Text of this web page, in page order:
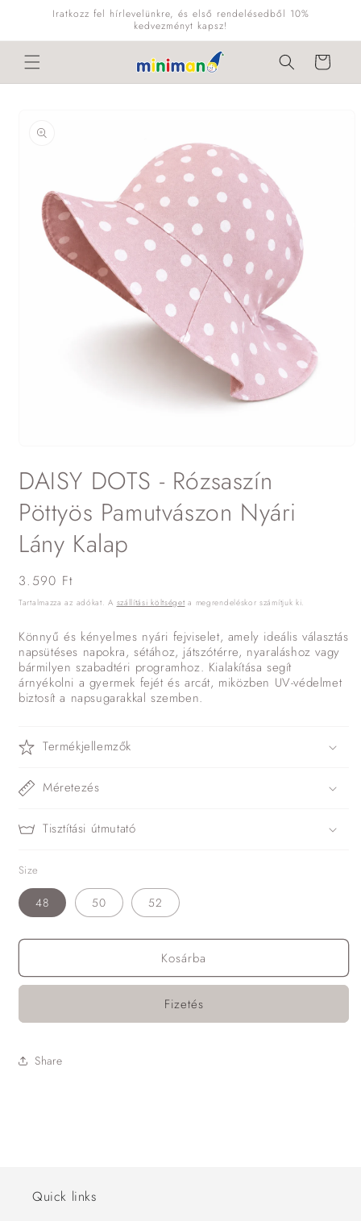
Ugrás aIratkozz fel hírlevelünkre, és első rendelésedből 10%
kedvezményt kapsz!
Kosár
ugrás a
termékadatokra
megnyitása
a
párbeszédpanelen
DAISY DOTS - Rózsaszín
Pöttyös Pamutvászon Nyári
Lány Kalap
Normál
ár
3.590 Ft
Tartalmazza az adókat. A szállítási költséget a megrendeléskor számítjuk ki.
Könnyű és kényelmes nyári fejviselet, amely ideális választás
napsütéses napokra, sétához, játszótérre, nyaraláshoz vagy
bármilyen szabadtéri programhoz. Kialakítása segít
árnyékolni a gyermek fejét és arcát, miközben UV-védelmet
biztosít a napsugarakkal szemben.
Termékjellemzők
Méretezés
Tisztítási útmutató
Size
48 50 52
Kosárba
Fizetés
Share
Quick links